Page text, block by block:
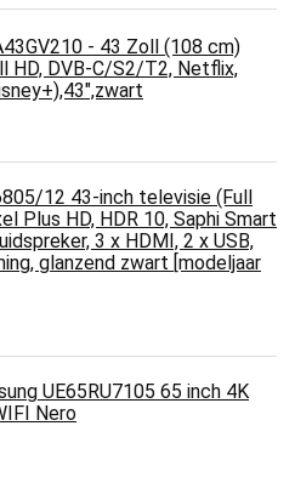
- 43 Zoll (108 cm)
HD, DVB-C/S2/T2, Netflix,
12 43-inch televisie (Full
Plus HD, HDR 10, Saphi Smart
3 x HDMI, 2 x USB,
glanzend zwart [modeljaar
UE65RU7105 65 inch 4K
Nero